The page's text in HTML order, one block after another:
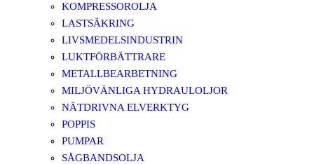
KOMPRESSOROLJA
LASTSÄKRING
LIVSMEDELSINDUSTRIN
LUKTFÖRBÄTTRARE
METALLBEARBETNING
MILJÖVÄNLIGA HYDRAULOLJOR
NÄTDRIVNA ELVERKTYG
POPPIS
PUMPAR
SÅGBANDSOLJA